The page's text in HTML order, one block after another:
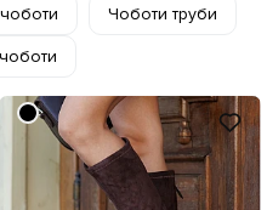
Чоботи труби